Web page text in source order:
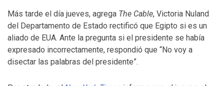
Más tarde el día jueves, agrega The Cable, Victoria Nuland
del Departamento de Estado rectificó que Egipto si es un
aliado de EUA. Ante la pregunta si el presidente se había
expresado incorrectamente, respondió que “No voy a
disectar las palabras del presidente”.